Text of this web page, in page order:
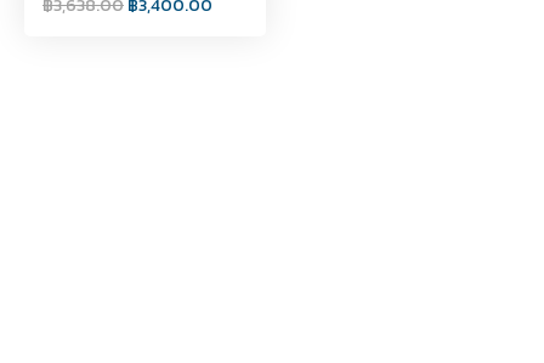
฿3,638.00฿3,400.00